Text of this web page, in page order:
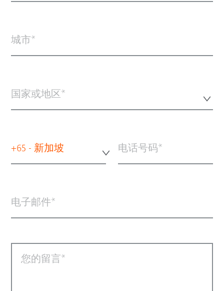
城市
国家或地区*
+65 - 新加坡 电话号码
电子邮件
您的留言